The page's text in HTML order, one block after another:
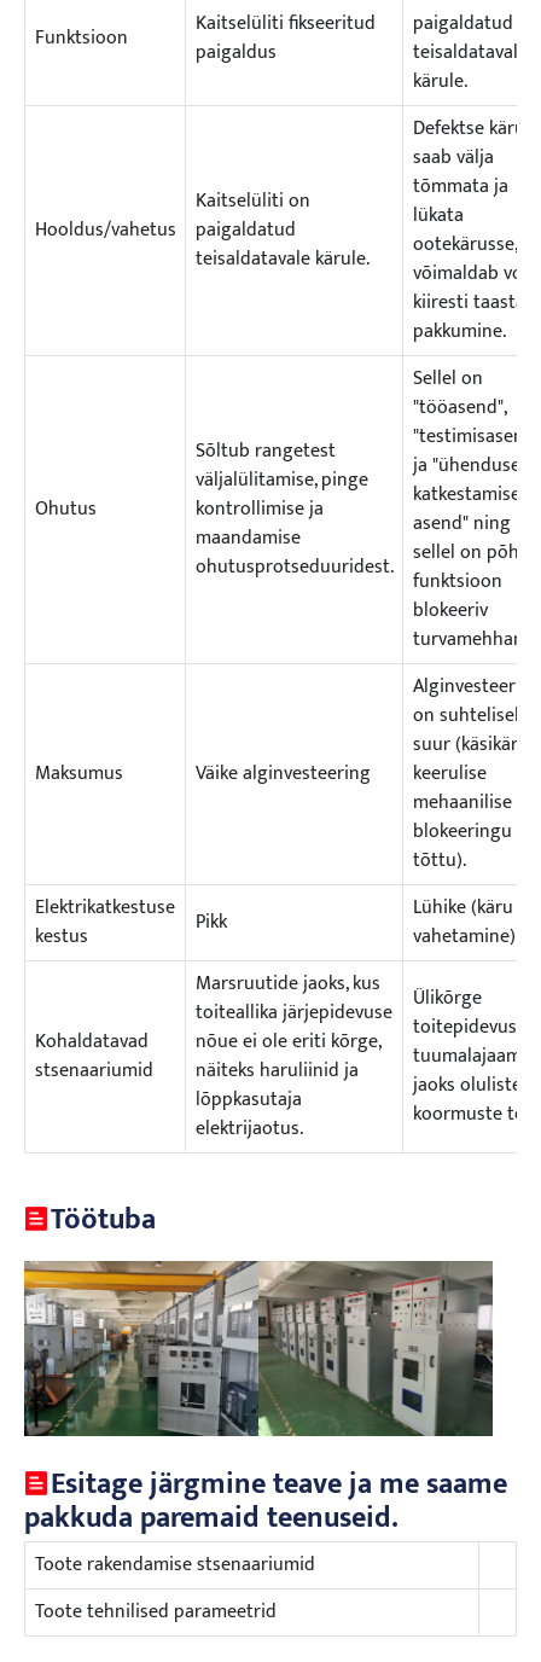
Funktsioon
Kaitselüliti fikseeritud
paigaldus
paigaldatud
teisaldatavale
kärule.
Hooldus/vahetus
Kaitselüliti on
paigaldatud
teisaldatavale kärule.
Defektse käru
saab välja
tõmmata ja
lükata
ootekärusse,
võimaldab
kiiresti
pakkumine.
Ohutus
Sõltub rangetest
väljalülitamise, pinge
kontrollimise ja
maandamise
ohutusprotseduuridest.
Sellel on
"tööasend",
"testimisasend"
ja "ühenduse
katkestamise
asend" ning
sellel on
funktsioon
blokeeriv
Maksumus Väike alginvesteering
Alginvesteering
on suhteliselt
suur (käsikäru
keerulise
mehaanilise
blokeeringu
tõttu).
Elektrikatkestuse
kestus
Pikk
Lühike (käru
vahetamine)
Kohaldatavad
stsenaariumid
Marsruutide jaoks, kus
toiteallika järjepidevuse
nõue ei ole eriti kõrge,
näiteks haruliinid ja
lõppkasutaja
elektrijaotus.
Ülikõrge
jaoks oluliste
koormuste
Töötuba
Esitage järgmine teave ja me saame
pakkuda paremaid teenuseid.
Toote rakendamise stsenaariumid
Toote tehnilised parameetrid